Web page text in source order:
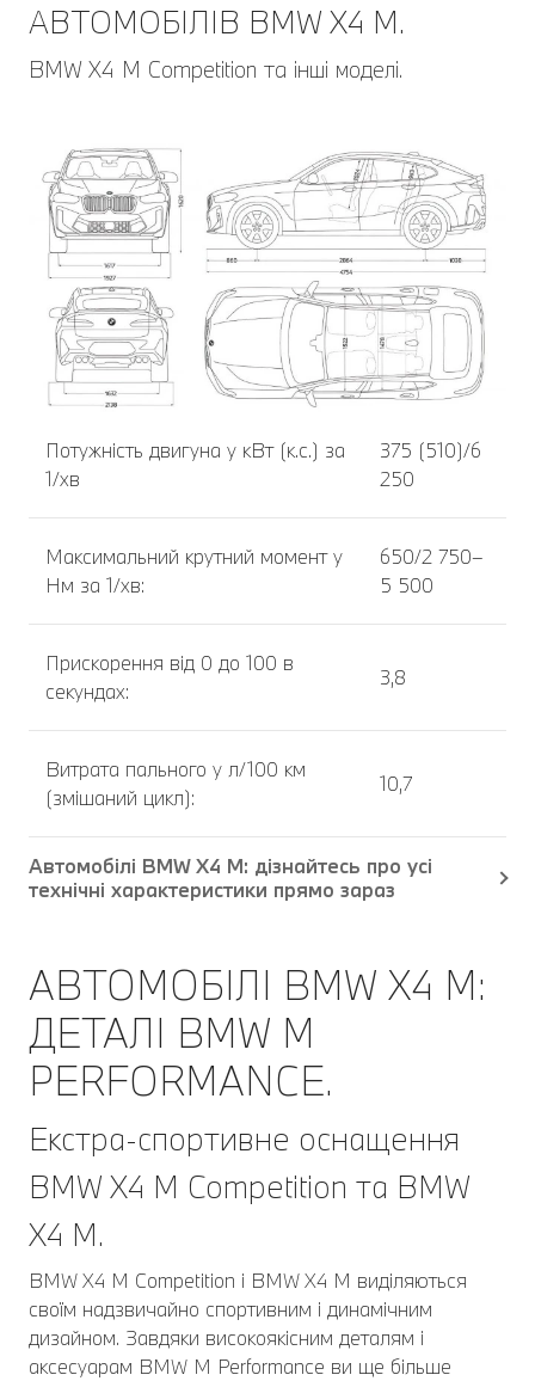
АВТОМОБІЛІВ BMW X4 M.
BMW X4 M Competition та інші моделі.
Потужність двигуна у кВт (к.с.) за
1/хв
375 (510)/6
250
Максимальний крутний момент у
Нм за 1/хв:
650/2 750–
5 500
Прискорення від 0 до 100 в
секундах:
3,8
Витрата пального у л/100 км
(змішаний цикл):
10,7
Автомобілі BMW X4 M: дізнайтесь про усі
технічні характеристики прямо зараз
АВТОМОБІЛІ BMW Х4 M:
ДЕТАЛІ BMW M
PERFORMANCE.
Екстра-спортивне оснащення
BMW X4 M Competition та BMW
X4 M.
BMW X4 M Competition і BMW X4 M виділяються
своїм надзвичайно спортивним і динамічним
дизайном. Завдяки високоякісним деталям і
аксесуарам BMW M Performance ви ще більше